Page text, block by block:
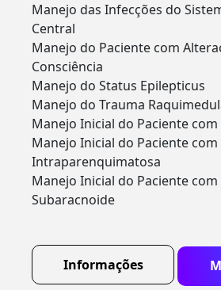
Manejo das Infecções do
Central
Manejo do Paciente com
Consciência
Manejo do Status Epilepticus
Manejo do Trauma
Manejo Inicial do Paciente com
Manejo Inicial do Paciente
Intraparenquimatosa
Manejo Inicial do Paciente
Subaracnoide
Informações